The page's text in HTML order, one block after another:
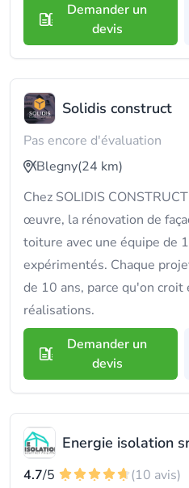
Demander un
devis
Solidis construct
Pas encore d'évaluation
Blegny(24 km)
Chez SOLIDIS
œuvre, la rénovation de
toiture avec une équipe de
expérimentés. Chaque
de 10 ans, parce qu'on
réalisations.
Demander un
devis
Energie isolation
4.7/5
(10 avis)